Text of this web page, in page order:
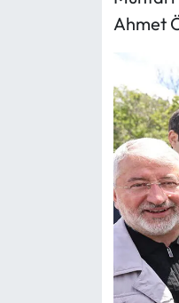
Ahmet
Oğuzlar Haberleri
Ortaköy Haberleri
Osmancık
Otomotiv
Resmi İlan